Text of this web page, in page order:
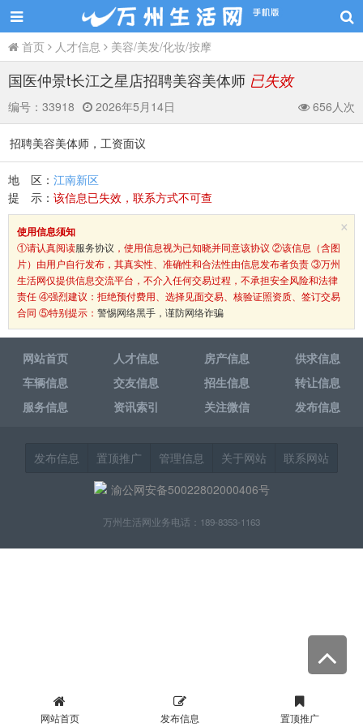
首页 人才信息 美容/美发/化妆/按摩
国医仲景t长江之星店招聘美容美体师 已失效
编号： 33918 2026年5月14日 656人次
招聘美容美体师，工资面议
地 区： 江南新区
提 示： 该信息已失效，联系方式不可查
×
使用信息须知
①请认真阅读服务协议 ，使用信息视为已知晓并同意该协议 ②该信息（含图
片）由用户自行发布，其真实性、准确性和合法性由信息发布者负责 ③万州
生活网仅提供信息交流平台，不介入任何交易过程，不承担安全风险和法律
责任 ④强烈建议：拒绝预付费用、选择见面交易、核验证照资质、签订交易
合同 ⑤特别提示： 警惕网络黑手，谨防网络诈骗
网站首页 人才信息 房产信息
供求信息
车辆信息
交友信息 招生信息
转让信息
服务信息
资讯索引 关注微信 发布信息
发布信息 置顶推广 管理信息 关于网站
联系网站
渝公网安备50022802000406号
万州生活网业务电话：189-8353-1163
网站首页 发布信息 置顶推广